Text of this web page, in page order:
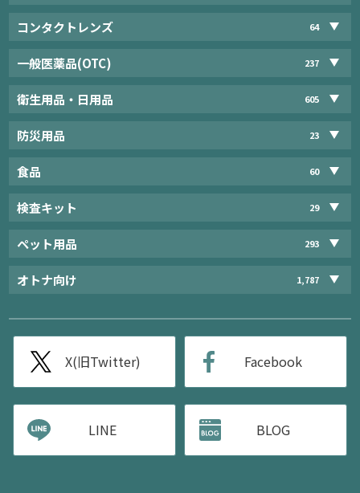
コンタクトレンズ 64
一般医薬品(OTC) 237
衛生用品・日用品 605
防災用品 23
食品 60
検査キット 29
ペット用品 293
オトナ向け 1,787
X(旧Twitter) Facebook
LINE BLOG